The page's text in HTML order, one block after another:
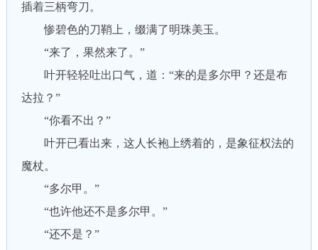
插着三柄弯刀。
惨碧色的刀鞘上，缀满了明珠美玉。
“来了，果然来了。”
叶开轻轻吐出口气，道：“来的是多尔甲？还是布
达拉？”
“你看不出？”
叶开已看出来，这人长袍上绣着的，是象征权法的
魔杖。
“多尔甲。”
“也许他还不是多尔甲。”
“还不是？”